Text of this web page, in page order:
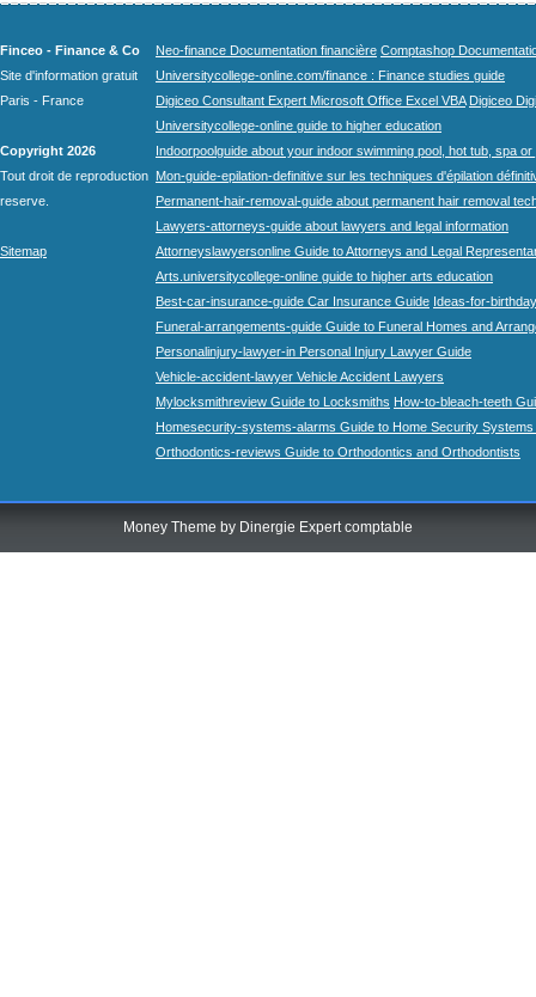
Finceo - Finance & Co
Site d'information gratuit
Paris - France
Copyright 2026
Tout droit de reproduction
reserve.
Sitemap
Neo-finance Documentation financière Comptashop
Universitycollege-online.com/finance : Finance studies guide
Digiceo Consultant Expert Microsoft Office Excel VBA Digiceo
Universitycollege-online guide to higher education
Indoorpoolguide about your indoor swimming pool, hot tub, spa
Mon-guide-epilation-definitive sur les techniques d'épilation
Permanent-hair-removal-guide about permanent hair removal
Lawyers-attorneys-guide about lawyers and legal information
Attorneyslawyersonline Guide to Attorneys and Legal
Arts.universitycollege-online guide to higher arts education
Best-car-insurance-guide Car Insurance Guide Ideas-for-
Funeral-arrangements-guide Guide to Funeral Homes and
Personalinjury-lawyer-in Personal Injury Lawyer Guide
Vehicle-accident-lawyer Vehicle Accident Lawyers
Mylocksmithreview Guide to Locksmiths How-to-bleach-teeth
Homesecurity-systems-alarms Guide to Home Security Systems
Orthodontics-reviews Guide to Orthodontics and Orthodontists
Money Theme by Dinergie Expert comptable